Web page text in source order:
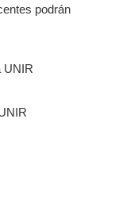
podrán
UNIR